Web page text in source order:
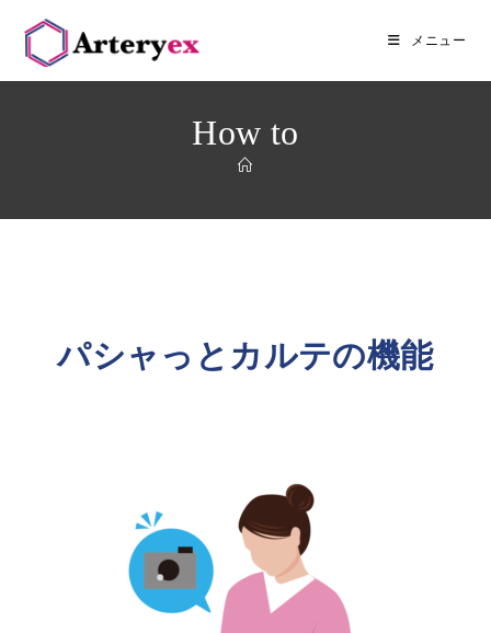
メニュー
How to
パシャっとカルテの機能